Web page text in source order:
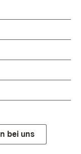
bei uns